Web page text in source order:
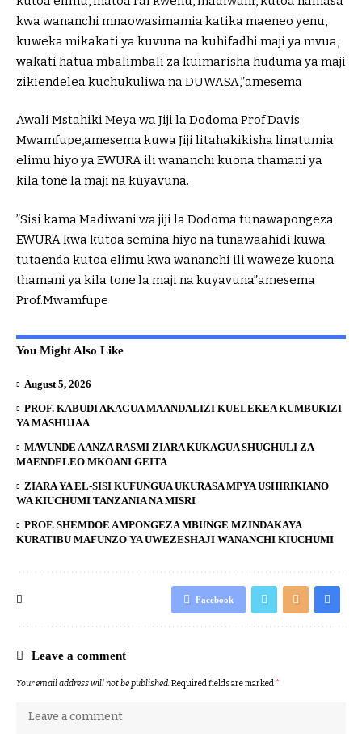
kwa wananchi mnaowasimamia katika maeneo yenu,
kuweka mikakati ya kuvuna na kuhifadhi maji ya mvua,
wakati hatua mbalimbali za kuimarisha huduma ya maji
zikiendelea kuchukuliwa na DUWASA,”amesema
Awali Mstahiki Meya wa Jiji la Dodoma Prof Davis
Mwamfupe,amesema kuwa Jiji litahakikisha linatumia
elimu hiyo ya EWURA ili wananchi kuona thamani ya
kila tone la maji na kuyavuna.
”Sisi kama Madiwani wa jiji la Dodoma tunawapongeza
EWURA kwa kutoa semina hiyo na tunawaahidi kuwa
tutaenda kutoa elimu kwa wananchi ili waweze kuona
thamani ya kila tone la maji na kuyavuna”amesema
Prof.Mwamfupe
You Might Also Like
August 5, 2026
PROF. KABUDI AKAGUA MAANDALIZI KUELEKEA KUMBUKIZI
YA MASHUJAA
MAVUNDE AANZA RASMI ZIARA KUKAGUA SHUGHULI ZA
MAENDELEO MKOANI GEITA
ZIARA YA EL-SISI KUFUNGUA UKURASA MPYA USHIRIKIANO
WA KIUCHUMI TANZANIA NA MISRI
PROF. SHEMDOE AMPONGEZA MBUNGE MZINDAKAYA
KURATIBU MAFUNZO YA UWEZESHAJI WANANCHI KIUCHUMI
Facebook
Leave a comment
Your email address will not be published. Required fields are marked *